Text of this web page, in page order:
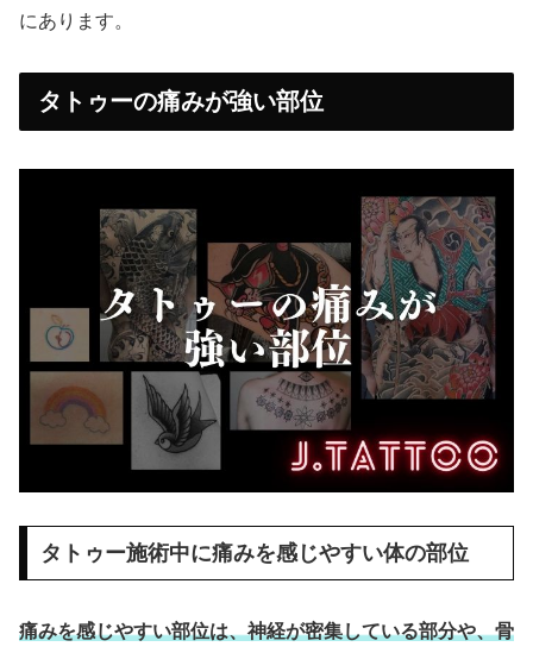
にあります。
タトゥーの痛みが強い部位
タトゥー施術中に痛みを感じやすい体の部位
痛みを感じやすい部位は、神経が密集している部分や、骨